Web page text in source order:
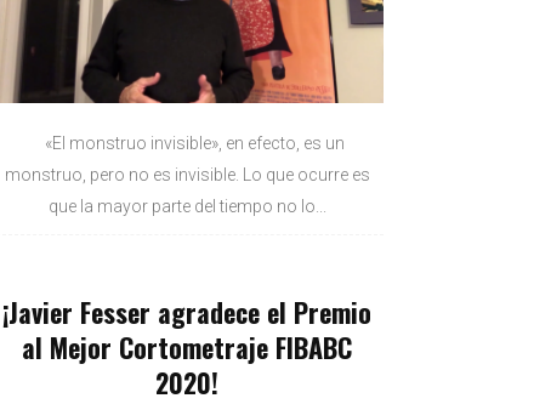
«El monstruo invisible», en efecto, es un
monstruo, pero no es invisible. Lo que ocurre es
que la mayor parte del tiempo no lo...
¡Javier Fesser agradece el Premio
al Mejor Cortometraje FIBABC
2020!